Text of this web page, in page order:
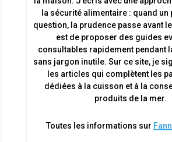
la sécurité alimentaire : quand
question, la prudence passe avant
est de proposer des guides
consultables rapidement pendant
sans jargon inutile. Sur ce site, je
les articles qui complètent les
dédiées à la cuisson et à la
produits de la mer.
Toutes les informations sur